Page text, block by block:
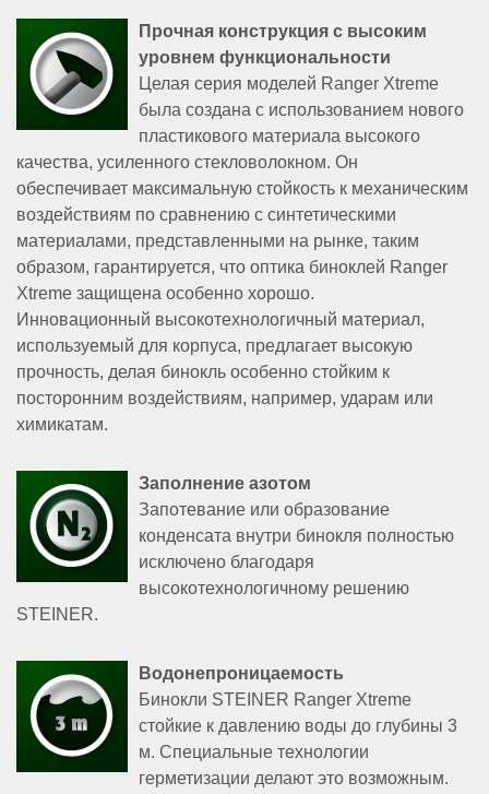
Прочная конструкция с высоким
уровнем функциональности
Целая серия моделей Ranger Xtreme
была создана с использованием нового
пластикового материала высокого
качества, усиленного стекловолокном. Он
обеспечивает максимальную стойкость к механическим
воздействиям по сравнению с синтетическими
материалами, представленными на рынке, таким
образом, гарантируется, что оптика биноклей Ranger
Xtreme защищена особенно хорошо.
Инновационный высокотехнологичный материал,
используемый для корпуса, предлагает высокую
прочность, делая бинокль особенно стойким к
посторонним воздействиям, например, ударам или
химикатам.
Заполнение азотом
Запотевание или образование
конденсата внутри бинокля полностью
исключено благодаря
высокотехнологичному решению
STEINER.
Водонепроницаемость
Бинокли STEINER Ranger Xtreme
стойкие к давлению воды до глубины 3
м. Специальные технологии
герметизации делают это возможным.